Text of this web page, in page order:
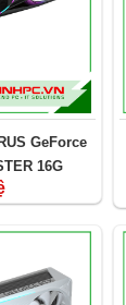
GeForce
16G